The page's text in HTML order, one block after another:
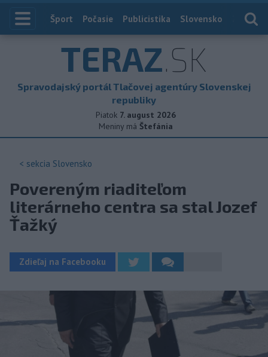
Index
Šport Počasie Publicistika Slovensko
TERAZ.SK
Spravodajský portál Tlačovej agentúry Slovenskej
republiky
Piatok 7. august 2026
Meniny má Štefánia
< sekcia Slovensko
Povereným riaditeľom
literárneho centra sa stal Jozef
Ťažký
Zdieľaj na Facebooku